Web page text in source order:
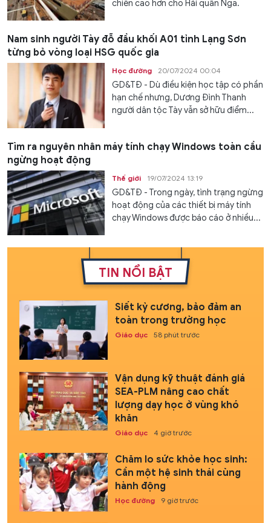
chiến cao hơn cho Hải quân Nga.
Nam sinh người Tày đỗ đầu khối A01 tỉnh Lạng Sơn
từng bỏ vòng loại HSG quốc gia
Học đường 20/07/2024 00:04
GD&TĐ - Dù điều kiện học tập có phần
hạn chế nhưng, Dương Đình Thanh
người dân tộc Tày vẫn sở hữu điểm...
Tìm ra nguyên nhân máy tính chạy Windows toàn cầu
ngừng hoạt động
Thế giới 19/07/2024 13:19
GD&TĐ - Trong ngày, tình trạng ngừng
hoạt động của các thiết bị máy tính
chạy Windows được báo cáo ở nhiều...
TIN NỔI BẬT
Siết kỷ cương, bảo đảm an
toàn trong trường học
Giáo dục 58 phút trước
Vận dụng kỹ thuật đánh giá
SEA-PLM nâng cao chất
lượng dạy học ở vùng khó
khăn
Giáo dục 4 giờ trước
Chăm lo sức khỏe học sinh:
Cần một hệ sinh thái cùng
hành động
Học đường 9 giờ trước